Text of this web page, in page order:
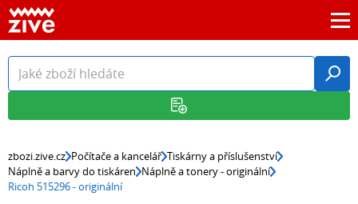
zbozi.zive.cz Počítače a kancelář Tiskárny a příslušenství
Náplně a barvy do tiskáren Náplně a tonery - originální
Ricoh 515296 - originální